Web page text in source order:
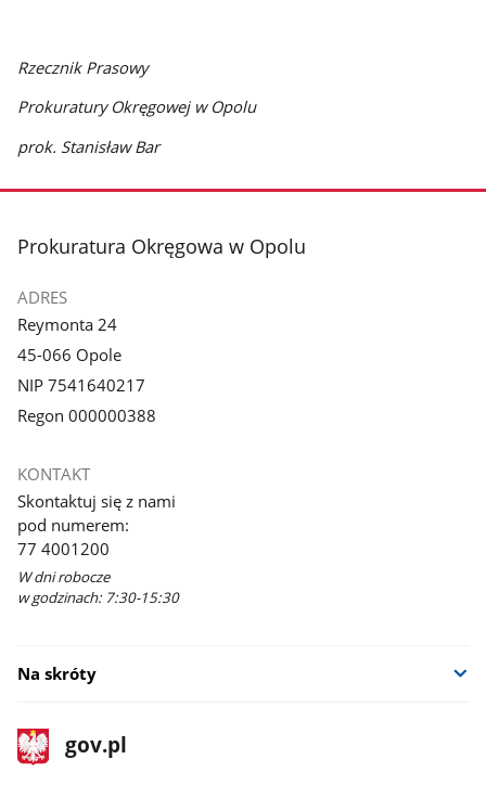
Rzecznik Prasowy
Prokuratury Okręgowej w Opolu
prok. Stanisław Bar
stopka
Prokuratura Okręgowa w Opolu
ADRES
Reymonta 24
45-066 Opole
NIP 7541640217
Regon 000000388
KONTAKT
Skontaktuj się z nami
pod numerem:
77 4001200
W dni robocze
w godzinach: 7:30-15:30
Na skróty
stopka
gov.pl
Strona
gov.pl